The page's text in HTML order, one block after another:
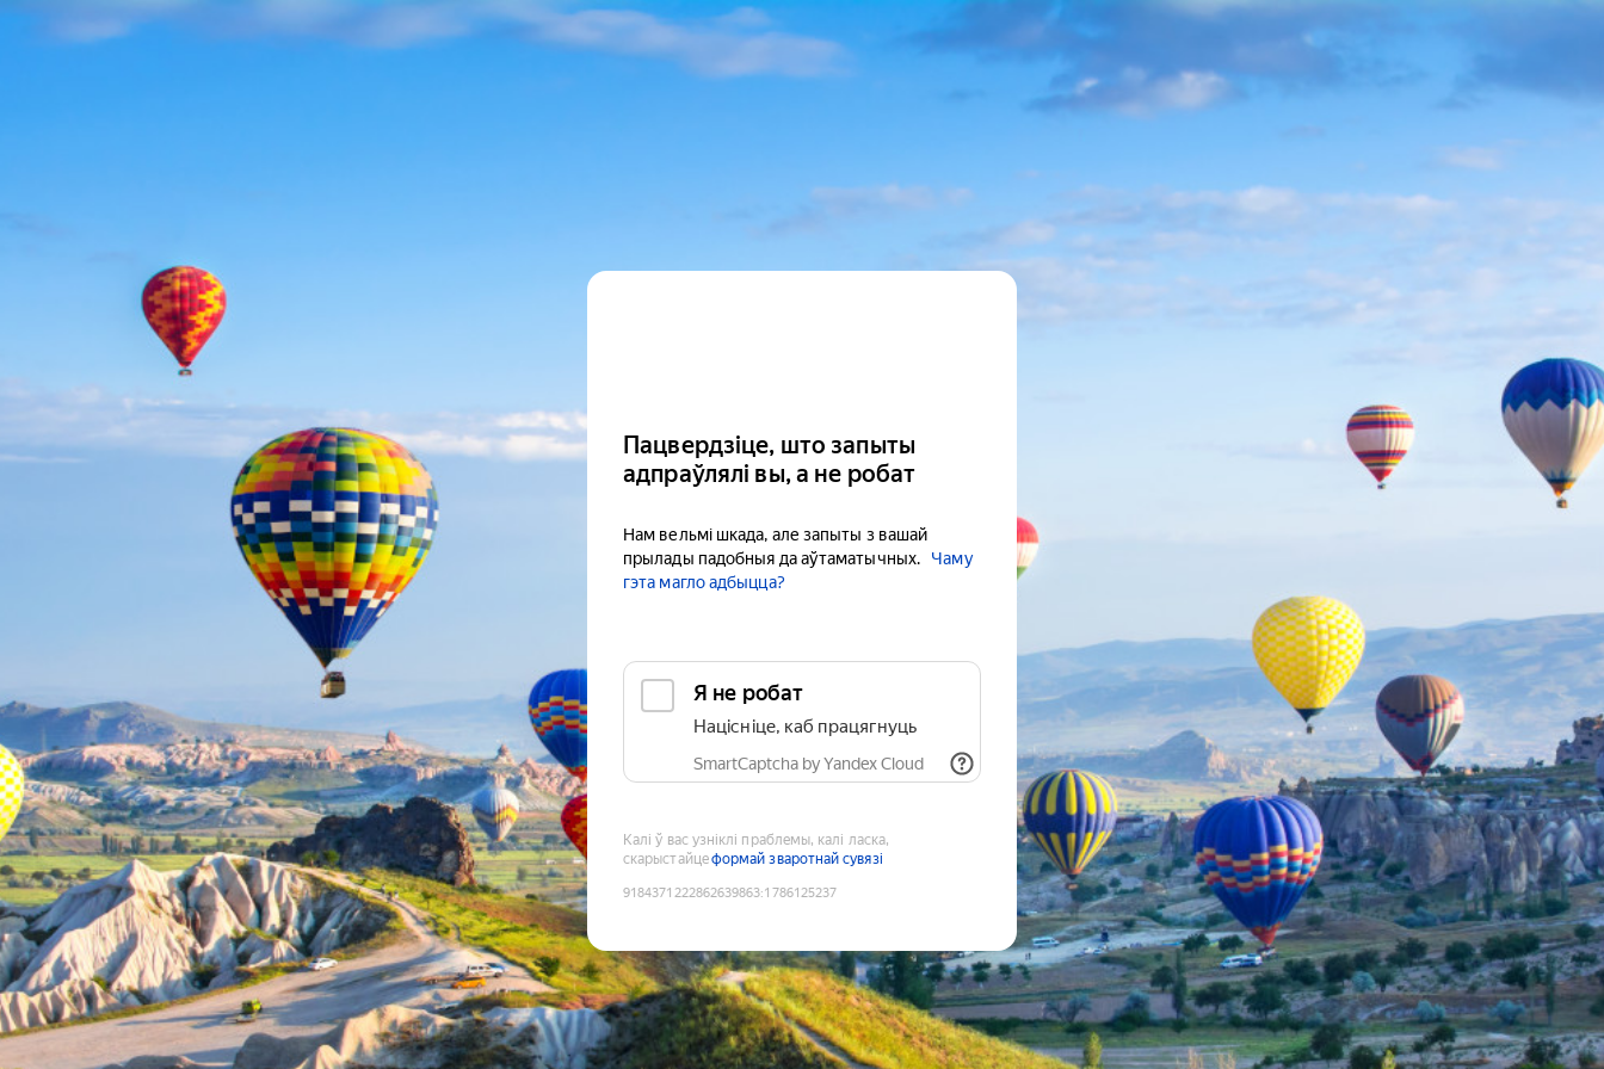
Пацвердзіце, што запыты
адпраўлялі вы, а не робат
Нам вельмі шкада, але запыты з вашай
прылады падобныя да аўтаматычных.
Чаму
гэта магло адбыцца?
Я не робат
Націсніце, каб працягнуць
SmartCaptcha by Yandex Cloud
Калі ў вас узніклі праблемы, калі ласка,
скарыстайцеформай зваротнай сувязі
9184371222862639863:1786125237